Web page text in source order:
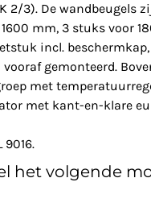
2/3). De wandbeugels
mm, 3 stuks voor
incl.
gemonteerd.
met
met kant-en-klare
het volgende